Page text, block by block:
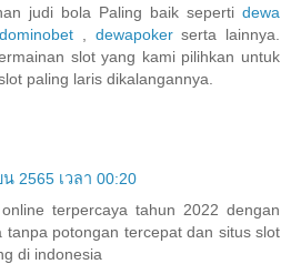
judi bola Paling baik seperti dewa
dominobet dewapokerserta lainnya.
slot yang kami pilihkan untuk
paling laris dikalangannya.
2565 เวลา 00:20
terpercaya tahun 2022 dengan
tanpa potongan tercepat dan situs slot
di indonesia